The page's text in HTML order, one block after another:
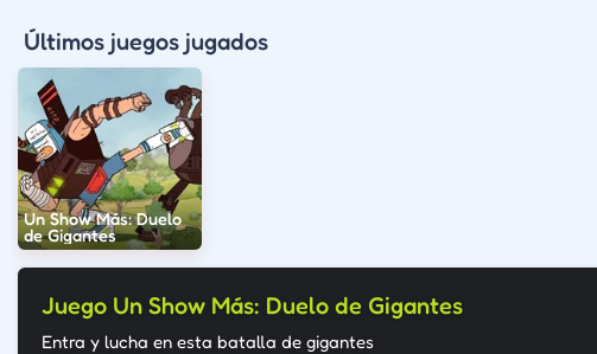
Últimos juegos jugados
Un Show Más: Duelo
de Gigantes
Juego Un Show Más: Duelo de Gigantes
Entra y lucha en esta batalla de gigantes